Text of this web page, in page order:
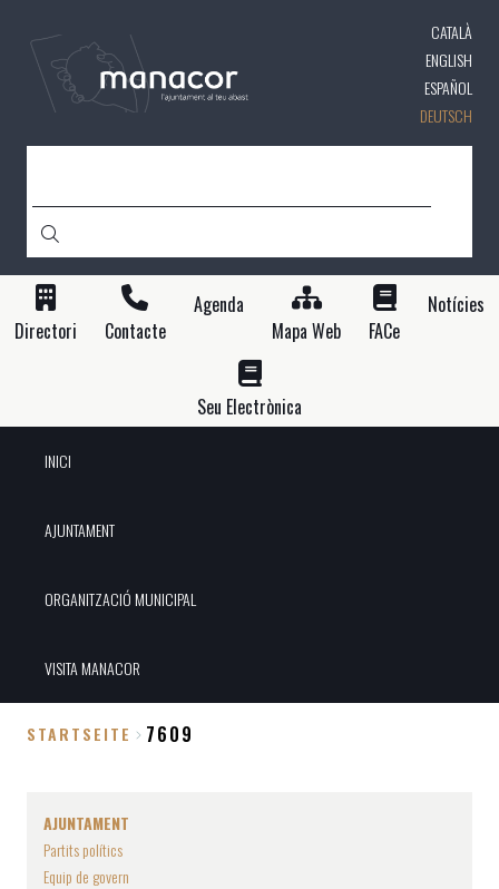
CATALÀ
ENGLISH
ESPAÑOL
DEUTSCH
Directori Contacte
Agenda
Mapa Web
FACe
Notícies
Seu Electrònica
INICI
AJUNTAMENT
ORGANITZACIÓ MUNICIPAL
VISITA MANACOR
STARTSEITE 7609
AJUNTAMENT
Partits polítics
Equip de govern